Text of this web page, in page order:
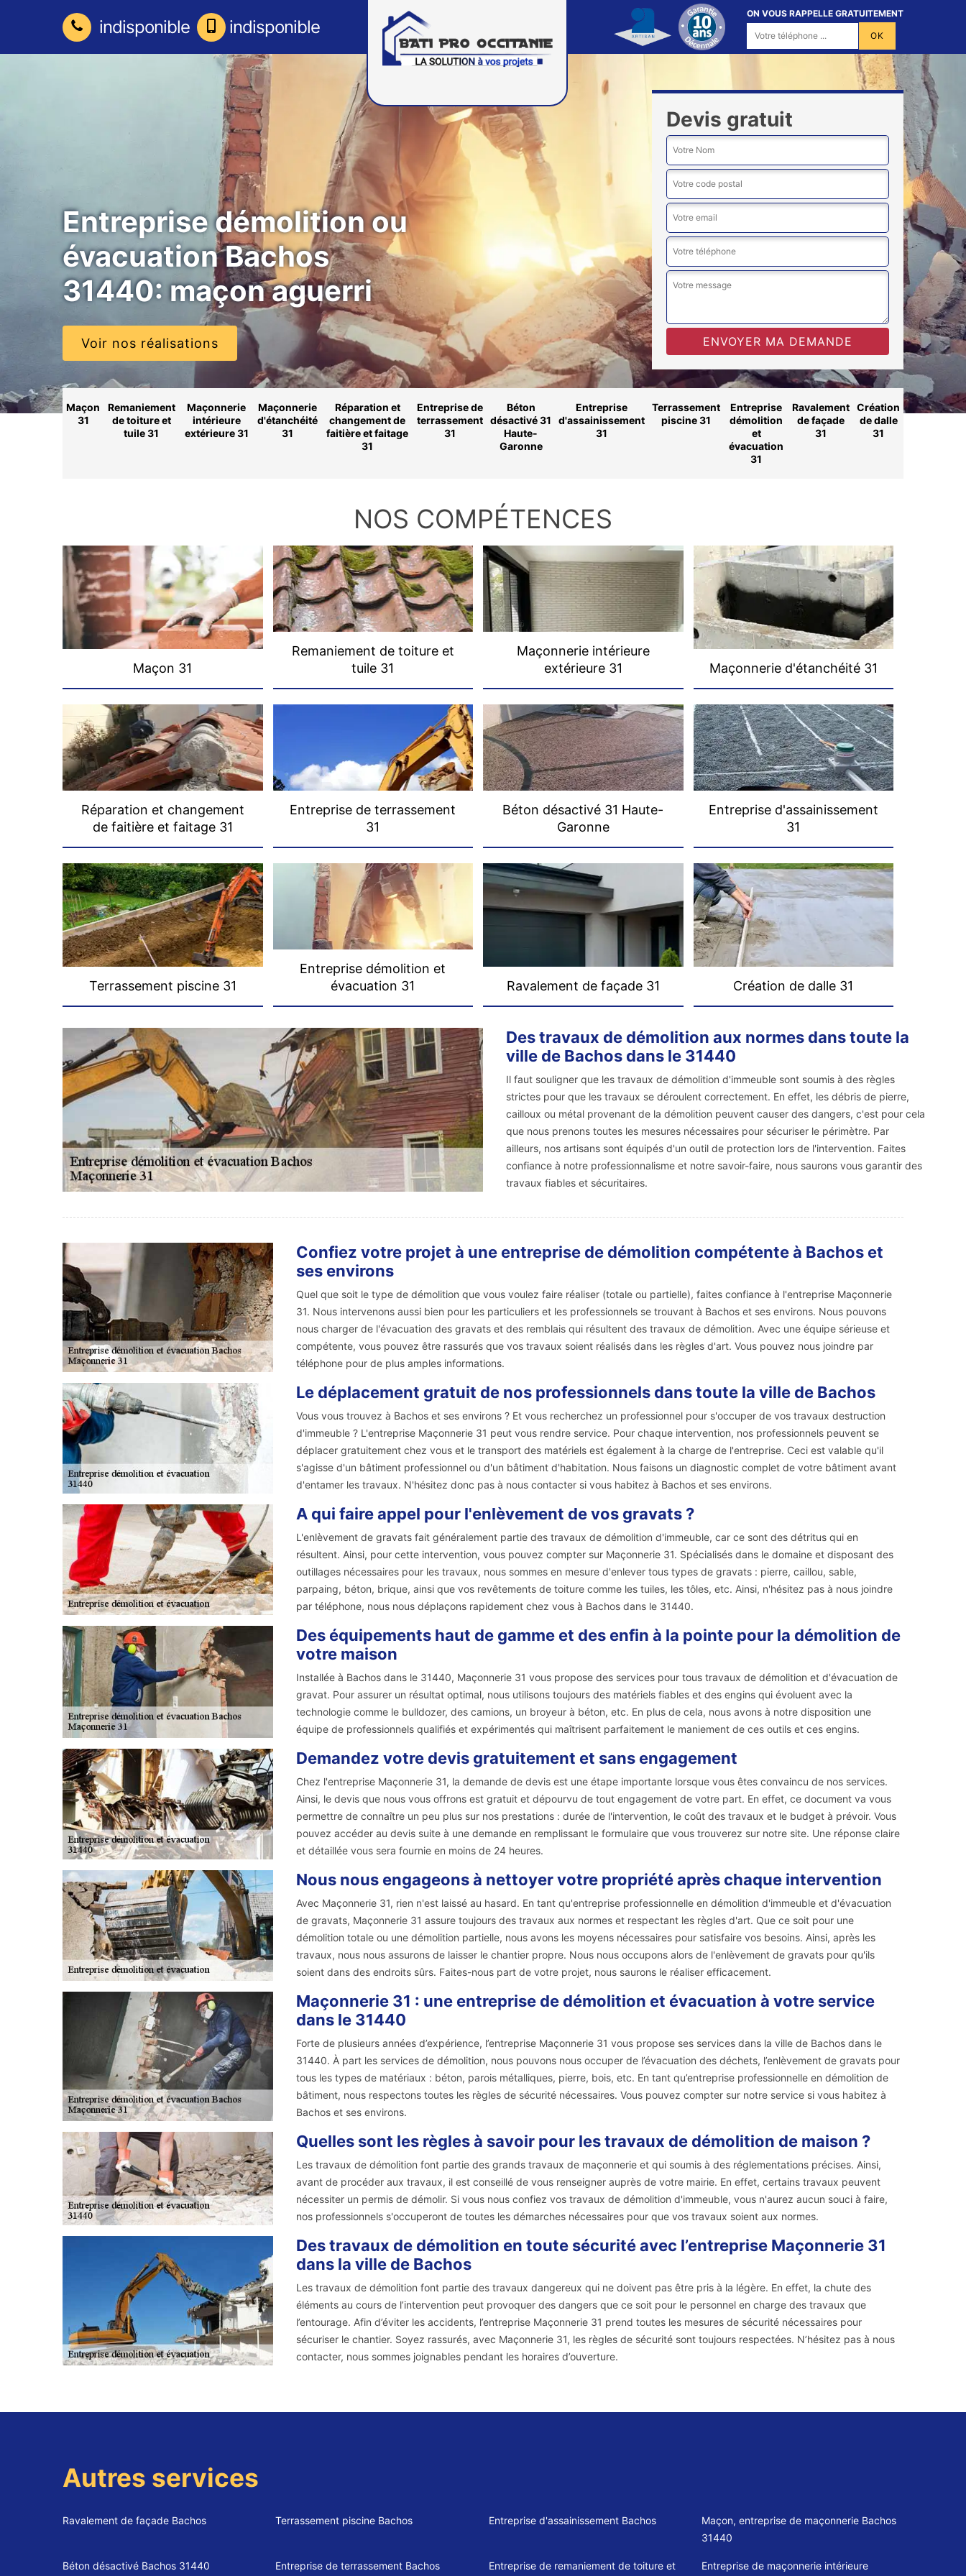
indisponible indisponible
ON VOUS RAPPELLE GRATUITEMENT
Entreprise démolition ou
évacuation Bachos
31440: maçon aguerri
Voir nos réalisations
Devis gratuit
Maçon
31
Remaniement
de toiture et
tuile 31
Maçonnerie
intérieure
extérieure 31
Maçonnerie
d'étanchéité
31
Réparation et
changement de
faitière et faitage
31
Entreprise de
terrassement
31
Béton
désactivé 31
Haute-
Garonne
Entreprise
d'assainissement
31
Terrassement
piscine 31
Entreprise
démolition
et
évacuation
31
Ravalement
de façade
31
Création
de dalle
31
NOS COMPÉTENCES
Maçon 31
Remaniement de toiture et
tuile 31
Maçonnerie intérieure
extérieure 31
Maçonnerie d'étanchéité 31
Réparation et changement
de faitière et faitage 31
Entreprise de terrassement
31
Béton désactivé 31 Haute-
Garonne
Entreprise d'assainissement
31
Terrassement piscine 31
Entreprise démolition et
évacuation 31
Ravalement de façade 31 Création de dalle 31
Des travaux de démolition aux normes dans toute la
ville de Bachos dans le 31440
Il faut souligner que les travaux de démolition d'immeuble sont soumis à des règles
strictes pour que les travaux se déroulent correctement. En effet, les débris de pierre,
cailloux ou métal provenant de la démolition peuvent causer des dangers, c'est pour cela
que nous prenons toutes les mesures nécessaires pour sécuriser le périmètre. Par
ailleurs, nos artisans sont équipés d'un outil de protection lors de l'intervention. Faites
confiance à notre professionnalisme et notre savoir-faire, nous saurons vous garantir des
travaux fiables et sécuritaires.
Confiez votre projet à une entreprise de démolition compétente à Bachos et
ses environs
Quel que soit le type de démolition que vous voulez faire réaliser (totale ou partielle), faites confiance à l'entreprise Maçonnerie
31. Nous intervenons aussi bien pour les particuliers et les professionnels se trouvant à Bachos et ses environs. Nous pouvons
nous charger de l'évacuation des gravats et des remblais qui résultent des travaux de démolition. Avec une équipe sérieuse et
compétente, vous pouvez être rassurés que vos travaux soient réalisés dans les règles d'art. Vous pouvez nous joindre par
téléphone pour de plus amples informations.
Le déplacement gratuit de nos professionnels dans toute la ville de Bachos
Vous vous trouvez à Bachos et ses environs ? Et vous recherchez un professionnel pour s'occuper de vos travaux destruction
d'immeuble ? L'entreprise Maçonnerie 31 peut vous rendre service. Pour chaque intervention, nos professionnels peuvent se
déplacer gratuitement chez vous et le transport des matériels est également à la charge de l'entreprise. Ceci est valable qu'il
s'agisse d'un bâtiment professionnel ou d'un bâtiment d'habitation. Nous faisons un diagnostic complet de votre bâtiment avant
d'entamer les travaux. N'hésitez donc pas à nous contacter si vous habitez à Bachos et ses environs.
A qui faire appel pour l'enlèvement de vos gravats ?
L'enlèvement de gravats fait généralement partie des travaux de démolition d'immeuble, car ce sont des détritus qui en
résultent. Ainsi, pour cette intervention, vous pouvez compter sur Maçonnerie 31. Spécialisés dans le domaine et disposant des
outillages nécessaires pour les travaux, nous sommes en mesure d'enlever tous types de gravats : pierre, caillou, sable,
parpaing, béton, brique, ainsi que vos revêtements de toiture comme les tuiles, les tôles, etc. Ainsi, n'hésitez pas à nous joindre
par téléphone, nous nous déplaçons rapidement chez vous à Bachos dans le 31440.
Des équipements haut de gamme et des enfin à la pointe pour la démolition de
votre maison
Installée à Bachos dans le 31440, Maçonnerie 31 vous propose des services pour tous travaux de démolition et d'évacuation de
gravat. Pour assurer un résultat optimal, nous utilisons toujours des matériels fiables et des engins qui évoluent avec la
technologie comme le bulldozer, des camions, un broyeur à béton, etc. En plus de cela, nous avons à notre disposition une
équipe de professionnels qualifiés et expérimentés qui maîtrisent parfaitement le maniement de ces outils et ces engins.
Demandez votre devis gratuitement et sans engagement
Chez l'entreprise Maçonnerie 31, la demande de devis est une étape importante lorsque vous êtes convaincu de nos services.
Ainsi, le devis que nous vous offrons est gratuit et dépourvu de tout engagement de votre part. En effet, ce document va vous
permettre de connaître un peu plus sur nos prestations : durée de l'intervention, le coût des travaux et le budget à prévoir. Vous
pouvez accéder au devis suite à une demande en remplissant le formulaire que vous trouverez sur notre site. Une réponse claire
et détaillée vous sera fournie en moins de 24 heures.
Nous nous engageons à nettoyer votre propriété après chaque intervention
Avec Maçonnerie 31, rien n'est laissé au hasard. En tant qu'entreprise professionnelle en démolition d'immeuble et d'évacuation
de gravats, Maçonnerie 31 assure toujours des travaux aux normes et respectant les règles d'art. Que ce soit pour une
démolition totale ou une démolition partielle, nous avons les moyens nécessaires pour satisfaire vos besoins. Ainsi, après les
travaux, nous nous assurons de laisser le chantier propre. Nous nous occupons alors de l'enlèvement de gravats pour qu'ils
soient dans des endroits sûrs. Faites-nous part de votre projet, nous saurons le réaliser efficacement.
Maçonnerie 31 : une entreprise de démolition et évacuation à votre service
dans le 31440
Forte de plusieurs années d’expérience, l’entreprise Maçonnerie 31 vous propose ses services dans la ville de Bachos dans le
31440. À part les services de démolition, nous pouvons nous occuper de l’évacuation des déchets, l’enlèvement de gravats pour
tous les types de matériaux : béton, parois métalliques, pierre, bois, etc. En tant qu’entreprise professionnelle en démolition de
bâtiment, nous respectons toutes les règles de sécurité nécessaires. Vous pouvez compter sur notre service si vous habitez à
Bachos et ses environs.
Quelles sont les règles à savoir pour les travaux de démolition de maison ?
Les travaux de démolition font partie des grands travaux de maçonnerie et qui soumis à des réglementations précises. Ainsi,
avant de procéder aux travaux, il est conseillé de vous renseigner auprès de votre mairie. En effet, certains travaux peuvent
nécessiter un permis de démolir. Si vous nous confiez vos travaux de démolition d'immeuble, vous n'aurez aucun souci à faire,
nos professionnels s'occuperont de toutes les démarches nécessaires pour que vos travaux soient aux normes.
Des travaux de démolition en toute sécurité avec l’entreprise Maçonnerie 31
dans la ville de Bachos
Les travaux de démolition font partie des travaux dangereux qui ne doivent pas être pris à la légère. En effet, la chute des
éléments au cours de l’intervention peut provoquer des dangers que ce soit pour le personnel en charge des travaux que
l’entourage. Afin d’éviter les accidents, l’entreprise Maçonnerie 31 prend toutes les mesures de sécurité nécessaires pour
sécuriser le chantier. Soyez rassurés, avec Maçonnerie 31, les règles de sécurité sont toujours respectées. N’hésitez pas à nous
contacter, nous sommes joignables pendant les horaires d’ouverture.
Autres services
Ravalement de façade Bachos Terrassement piscine Bachos Entreprise d'assainissement Bachos
Maçon, entreprise de maçonnerie Bachos
31440
Béton désactivé Bachos 31440 Entreprise de terrassement Bachos Entreprise de remaniement de toiture et Entreprise de maçonnerie intérieure